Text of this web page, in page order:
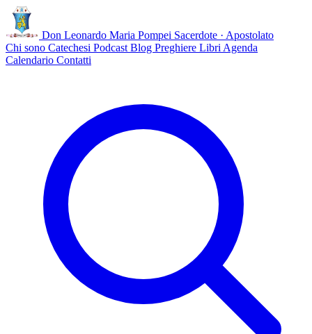
Don Leonardo Maria Pompei Sacerdote · Apostolato
Chi sono Catechesi Podcast Blog Preghiere Libri Agenda
Calendario Contatti